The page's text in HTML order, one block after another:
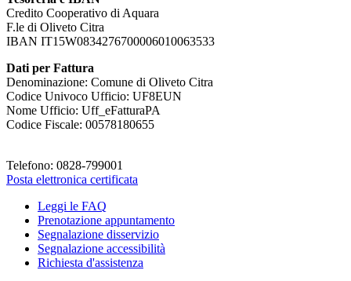
Credito Cooperativo di Aquara
F.le di Oliveto Citra
IBAN IT15W0834276700006010063533
Dati per Fattura
Denominazione: Comune di Oliveto Citra
Codice Univoco Ufficio: UF8EUN
Nome Ufficio: Uff_eFatturaPA
Codice Fiscale: 00578180655
Telefono: 0828-799001
Posta elettronica certificata
Leggi le FAQ
Prenotazione appuntamento
Segnalazione disservizio
Segnalazione accessibilità
Richiesta d'assistenza